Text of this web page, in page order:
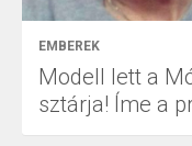
EMBEREK
Modell lett a
sztárja! Íme a